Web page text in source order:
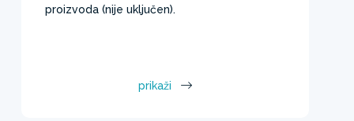
proizvoda (nije uključen).
prikaži